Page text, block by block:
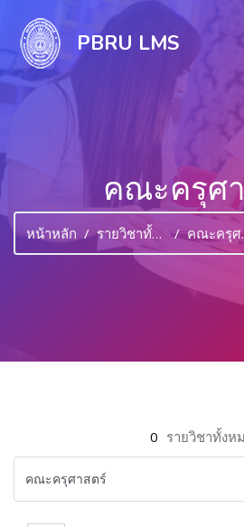
PBRU LMS
คณะครุศ
หน้าหลัก รายวิชาทั้งหมด คณะครุศาสตร์
0 รายวิชาทั้งห